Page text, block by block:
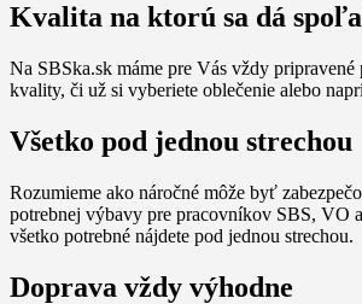
Kvalita na ktorú sa dá
Na SBSka.sk máme pre Vás vždy
kvality, či už si vyberiete oblečenie alebo
Všetko pod jednou strechou
Rozumieme ako náročné môže byť
potrebnej výbavy pre pracovníkov SBS, VO
všetko potrebné nájdete pod jednou strechou.
Doprava vždy výhodne